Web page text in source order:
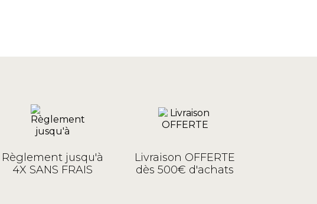
Règlement jusqu'à
4X SANS FRAIS
Livraison OFFERTE
dès 500€ d'achats